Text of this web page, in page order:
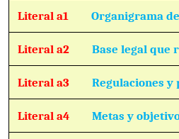
Literal a1Organigrama
Literal a2Base legal que
Literal a3Regulaciones
Literal a4Metas y